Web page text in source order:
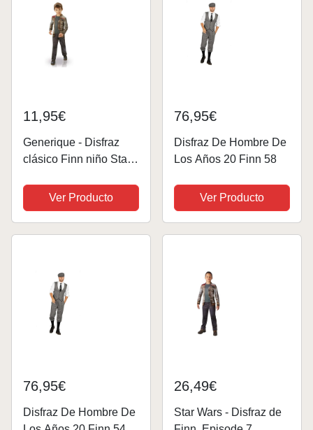
11,95€
Generique - Disfraz
clásico Finn niño Star
(105 a 116 cm)
Ver Producto
76,95€
Disfraz De Hombre De
Los Años 20 Finn 58
Ver Producto
76,95€
Disfraz De Hombre De
26,49€
Star Wars - Disfraz de